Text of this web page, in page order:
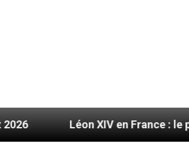
XIV en France : le programme